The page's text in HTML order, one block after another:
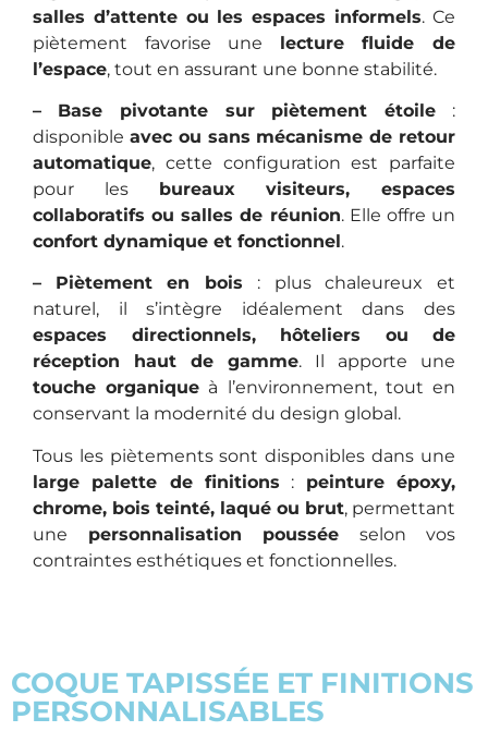
salles d’attente ou les espaces informels. Ce
piètement favorise une lecture fluide de
l’espace, tout en assurant une bonne stabilité.
– Base pivotante sur piètement étoile :
disponible avec ou sans mécanisme de retour
automatique, cette configuration est parfaite
pour les bureaux visiteurs, espaces
collaboratifs ou salles de réunion. Elle offre un
confort dynamique et fonctionnel.
– Piètement en bois : plus chaleureux et
naturel, il s’intègre idéalement dans des
espaces directionnels, hôteliers ou de
réception haut de gamme. Il apporte une
touche organique à l’environnement, tout en
conservant la modernité du design global.
Tous les piètements sont disponibles dans une
large palette de finitions : peinture époxy,
chrome, bois teinté, laqué ou brut, permettant
une personnalisation poussée selon vos
contraintes esthétiques et fonctionnelles.
COQUE TAPISSÉE ET FINITIONS
PERSONNALISABLES